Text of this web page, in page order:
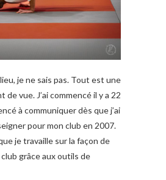
je ne sais pas. Tout est une
vue. J’ai commencé il y a 22
à communiquer dès que j’ai
pour mon club en 2007.
je travaille sur la façon de
grâce aux outils de